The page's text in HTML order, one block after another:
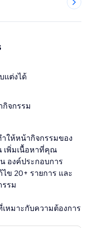
แต่งได้
กิจกรรม
ให้หน้ากิจกรรมของ
เพิ่มเนื้อหาที่คุณ
องค์ประกอบการ
ข 20+ รายการ และ
รม
เหมาะกับความต้องการ